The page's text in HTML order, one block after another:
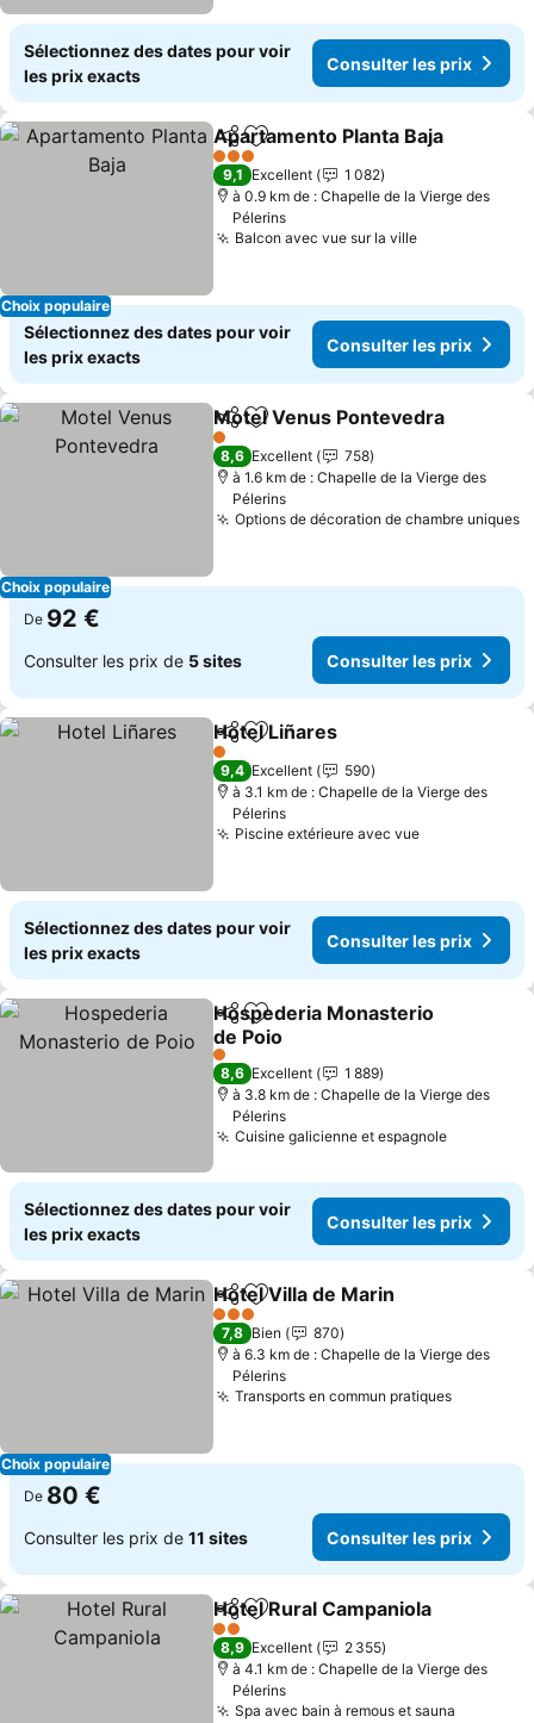
Sélectionnez des dates pour voir
les prix exacts
Consulter les prix
Choix populaire
PartagerAjouter à mes favoris
Apartamento Planta Baja
3 Étoiles
9,1 Excellent
1 082
à 0.9 km de : Chapelle de la Vierge des
Pélerins
Balcon avec vue sur la ville
Sélectionnez des dates pour voir
les prix exacts
Consulter les prix
Choix populaire
PartagerAjouter à mes favoris
Motel Venus Pontevedra
1 Étoiles
8,6 Excellent
758
à 1.6 km de : Chapelle de la Vierge des
Pélerins
Options de décoration de chambre uniques
De 92 €
Consulter les prix de 5 sites Consulter les prix
PartagerAjouter à mes favoris
Hotel Liñares
1 Étoiles
9,4 Excellent
590
à 3.1 km de : Chapelle de la Vierge des
Pélerins
Piscine extérieure avec vue
Sélectionnez des dates pour voir
les prix exacts
Consulter les prix
PartagerAjouter à mes favoris
Hospederia Monasterio
de Poio
1 Étoiles
8,6 Excellent
1 889
à 3.8 km de : Chapelle de la Vierge des
Pélerins
Cuisine galicienne et espagnole
Sélectionnez des dates pour voir
les prix exacts
Consulter les prix
Choix populaire
PartagerAjouter à mes favoris
Hotel Villa de Marin
3 Étoiles
7,8 Bien
870
à 6.3 km de : Chapelle de la Vierge des
Pélerins
Transports en commun pratiques
De 80 €
Consulter les prix de 11 sites Consulter les prix
PartagerAjouter à mes favoris
Hotel Rural Campaniola
2 Étoiles
8,9 Excellent
2 355
à 4.1 km de : Chapelle de la Vierge des
Pélerins
Spa avec bain à remous et sauna